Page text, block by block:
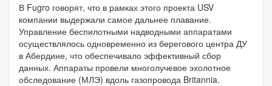
В Fugro говорят, что в рамках этого проекта USV
компании выдержали самое дальнее плавание.
Управление беспилотными надводными аппаратами
осуществлялось одновременно из берегового центра ДУ
в Абердине, что обеспечивало эффективный сбор
данных. Аппараты провели многолучевое эхолотное
обследование (МЛЭ) вдоль газопровода Britannia.